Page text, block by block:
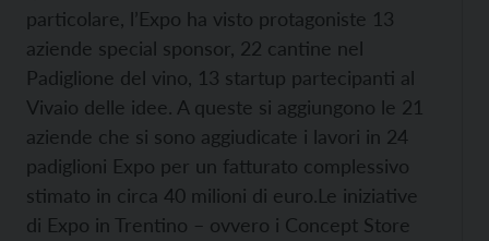
particolare, l’Expo ha visto protagoniste 13
aziende special sponsor, 22 cantine nel
Padiglione del vino, 13 startup partecipanti al
Vivaio delle idee. A queste si aggiungono le 21
aziende che si sono aggiudicate i lavori in 24
padiglioni Expo per un fatturato complessivo
stimato in circa 40 milioni di euro.Le iniziative
di Expo in Trentino – ovvero i Concept Store